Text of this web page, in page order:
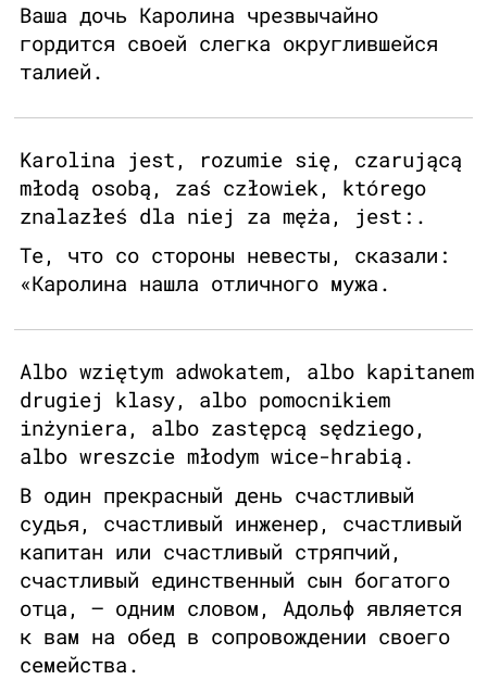
Ваша дочь Каролина чрезвычайно
гордится своей слегка округлившейся
талией.
Karolina jest, rozumie się, czarującą
młodą osobą, zaś człowiek, którego
znalazłeś dla niej za męża, jest:.
Те, что со стороны невесты, сказали:
«Каролина нашла отличного мужа.
Albo wziętym adwokatem, albo kapitanem
drugiej klasy, albo pomocnikiem
inżyniera, albo zastępcą sędziego,
albo wreszcie młodym wice-hrabią.
В один прекрасный день счастливый
судья, счастливый инженер, счастливый
капитан или счастливый стряпчий,
счастливый единственный сын богатого
отца, – одним словом, Адольф является
к вам на обед в сопровождении своего
семейства.